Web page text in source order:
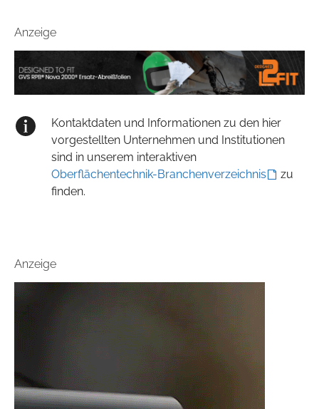
Anzeige
Kontaktdaten und Informationen zu den hier
vorgestellten Unternehmen und Institutionen
sind in unserem interaktiven
Oberflächentechnik-Branchenverzeichnis
zu
finden.
Anzeige